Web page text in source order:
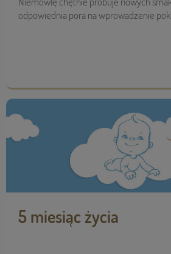
odpowiednia pora na wprowadzenie
5 miesiąc życia